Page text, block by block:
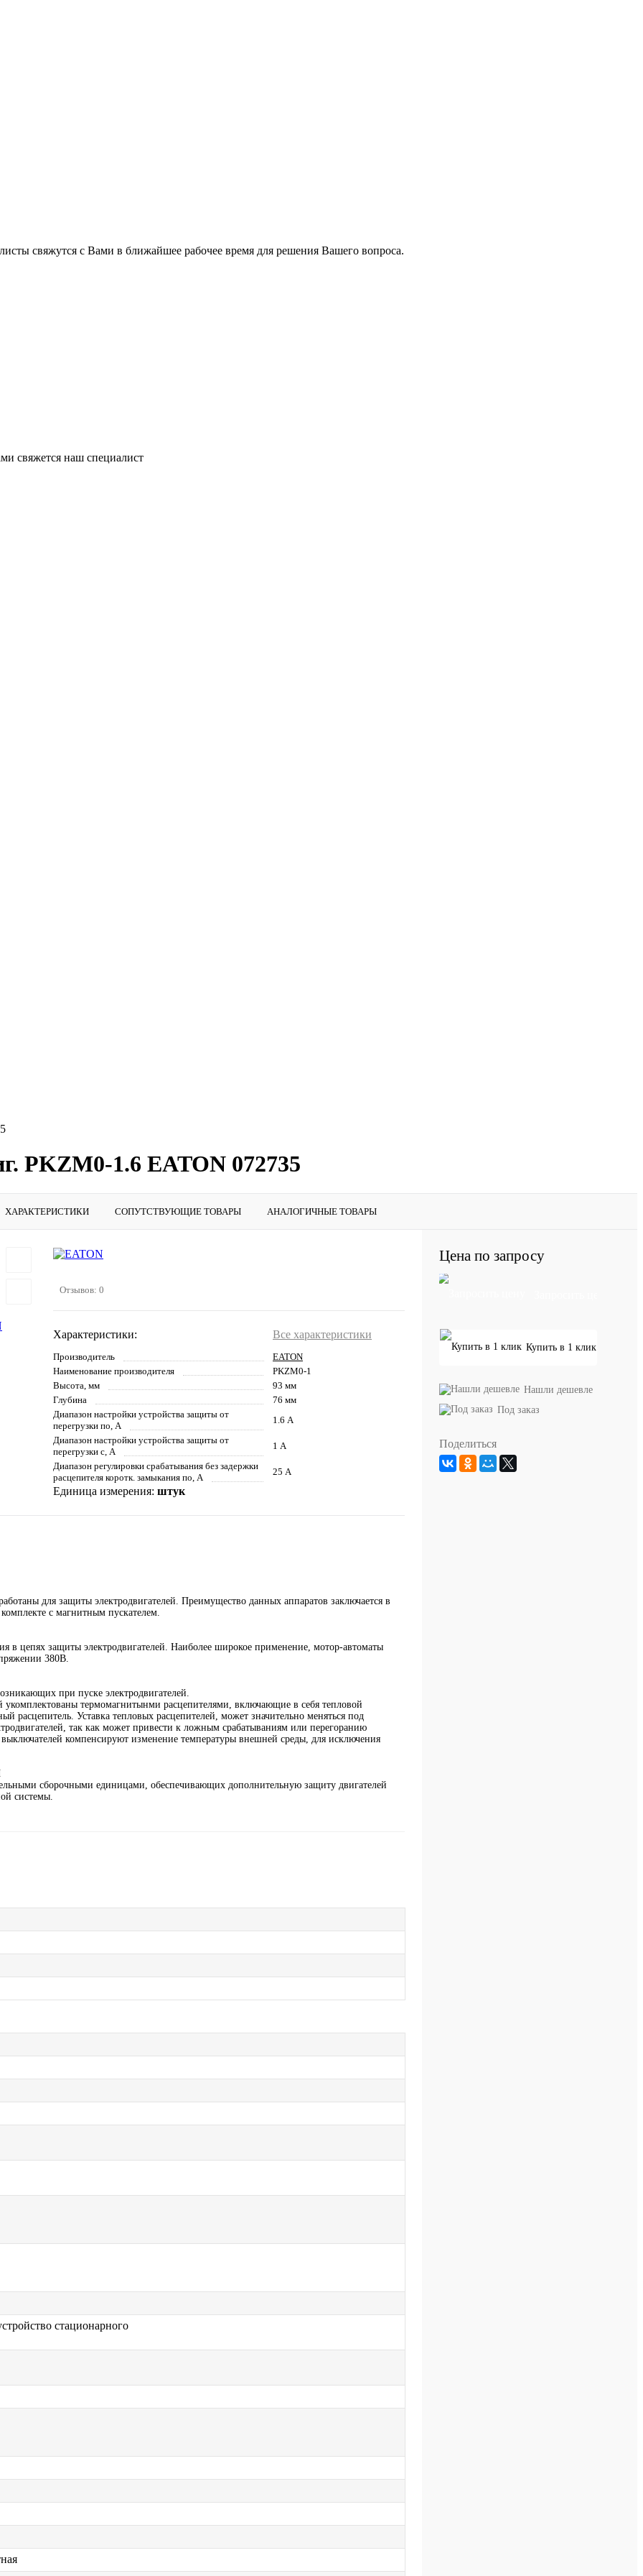
свяжутся с Вами в ближайшее рабочее время для решения Вашего вопроса.
свяжется наш специалист
PKZM0-1.6 EATON 072735
ХАРАКТЕРИСТИКИ СОПУТСТВУЮЩИЕ ТОВАРЫ АНАЛОГИЧНЫЕ ТОВАРЫ
Отзывов: 0
Характеристики: Все характеристики
Производитель
EATON
Наименование производителя
PKZM0-1
Высота, мм
93 мм
Глубина
76 мм
Диапазон настройки устройства защиты от
перегрузки по, А
1.6 А
Диапазон настройки устройства защиты от
перегрузки с, А
1 А
Диапазон регулировки срабатывания без задержки
расцепителя коротк. замыкания по, А
25 А
Единица измерения: штук
для защиты электродвигателей. Преимущество данных аппаратов заключается в
с магнитным пускателем.
в цепях защиты электродвигателей. Наиболее широкое применение, мотор-автоматы
380В.
при пуске электродвигателей.
термомагнитынми расцепителями, включающие в себя тепловой
расцепитель. Уставка тепловых расцепителей, может значительно меняться под
так как может привести к ложным срабатываниям или перегоранию
компенсируют изменение температуры внешней среды, для исключения
сборочными единицами, обеспечивающих дополнительную защиту двигателей
системы.
стационарного
Цена по запросу
Купить в 1 клик
Нашли дешевле
Под заказ
Поделиться